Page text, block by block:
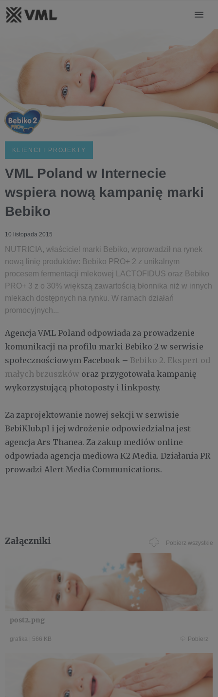
KLIENCI I PROJEKTY
VML Poland w Internecie
wspiera nową kampanię marki
Bebiko
10 listopada 2015
NUTRICIA, właściciel marki Bebiko, wprowadził na rynek
nową linię produktów: Bebiko PRO+ 2 z unikalnym
procesem fermentacji mlekowej LACTOFIDUS oraz Bebiko
PRO+ 3 z o 30% większą zawartością błonnika niż w innych
mlekach dostępnych na rynku. W ramach działań
promocyjnych...
Agencja VML Poland odpowiada za prowadzenie
komunikacji na profilu marki Bebiko 2 w serwisie
społecznościowym Facebook – Bebiko 2. Ekspert od
małych brzuszków oraz przygotowała kampanię
wykorzystującą photoposty i linkposty.
Za zaprojektowanie nowej sekcji w serwisie
BebiKlub.pl i jej wdrożenie odpowiedzialna jest
agencja Ars Thanea. Za zakup mediów online
odpowiada agencja mediowa K2 Media. Działania PR
prowadzi Alert Media Communications.
Załączniki Pobierz wszystkie
post2.png
grafika 566 KB Pobierz